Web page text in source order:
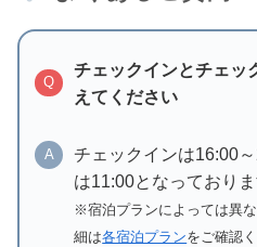
Q
チェックインとチェッ
えてください
A
チェックインは16:00
は11:00となっておりま
※宿泊プランによっては異
細は各宿泊プランをご確認く